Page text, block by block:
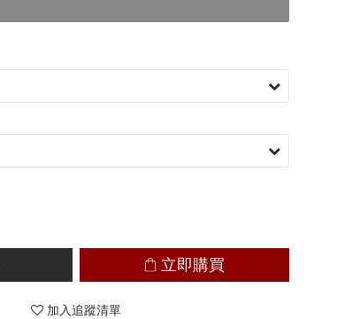
立即購買
加入追蹤清單